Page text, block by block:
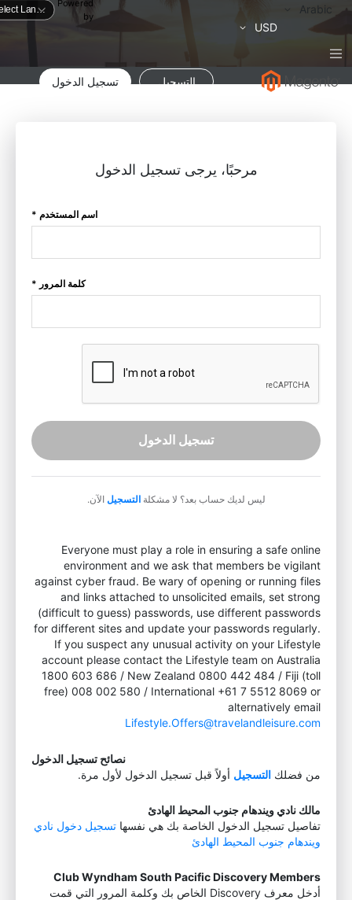
Powered
by
لغة
Arabic
العملة
USD
التسجيل تسجيل الدخول
مرحبًا، يرجى تسجيل الدخول
اسم المستخدم *
كلمة المرور *
تسجيل الدخول
ليس لديك حساب بعد؟ لا مشكلةالتسجيل الآن.
Everyone must play a role in ensuring a safe online
environment and we ask that members be vigilant
against cyber fraud. Be wary of opening or running files
and links attached to unsolicited emails, set strong
(difficult to guess) passwords, use different passwords
for different sites and update your passwords regularly.
If you suspect any unusual activity on your Lifestyle
account please contact the Lifestyle team on Australia
1800 603 686 / New Zealand 0800 442 484 / Fiji (toll
free) 008 002 580 / International +61 7 5512 8069 or
alternatively email
Lifestyle.Offers@travelandleisure.com
نصائح تسجيل الدخول
من فضلك التسجيل أولاً قبل تسجيل الدخول لأول مرة.
مالك نادي ويندهام جنوب المحيط الهادئ
تفاصيل تسجيل الدخول الخاصة بك هي نفسها تسجيل دخول نادي
ويندهام جنوب المحيط الهادئ
Club Wyndham South Pacific Discovery Members
أدخل معرف Discovery الخاص بك وكلمة المرور التي قمت